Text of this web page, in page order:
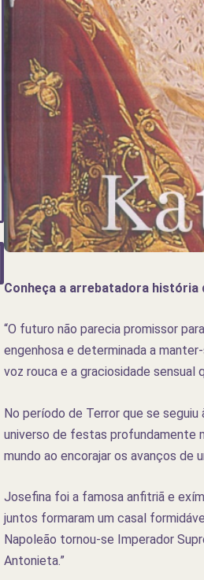
Conheça a arrebatadora história
“O futuro não parecia promissor
engenhosa e determinada a
voz rouca e a graciosidade
No período de Terror que se
universo de festas profundamente
mundo ao encorajar os avanços de
Josefina foi a famosa anfitriã e
juntos formaram um casal
Napoleão tornou-se Imperador
Antonieta.”